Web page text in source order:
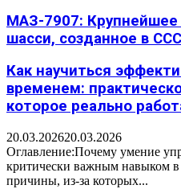
МАЗ-7907: Крупнейшее
шасси, созданное в
Как научиться
временем:
которое реально
20.03.202620.03.2026
Оглавление:Почему умение
критически важным навыком
причины, из-за которых...